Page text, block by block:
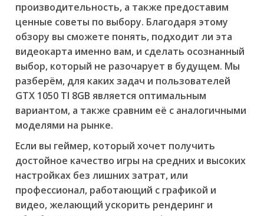
производительность, а также предоставим
ценные советы по выбору. Благодаря этому
обзору вы сможете понять, подходит ли эта
видеокарта именно вам, и сделать осознанный
выбор, который не разочарует в будущем. Мы
разберём, для каких задач и пользователей
GTX 1050 TI 8GB является оптимальным
вариантом, а также сравним её с аналогичными
моделями на рынке.
Если вы геймер, который хочет получить
достойное качество игры на средних и высоких
настройках без лишних затрат, или
профессионал, работающий с графикой и
видео, желающий ускорить рендеринг и